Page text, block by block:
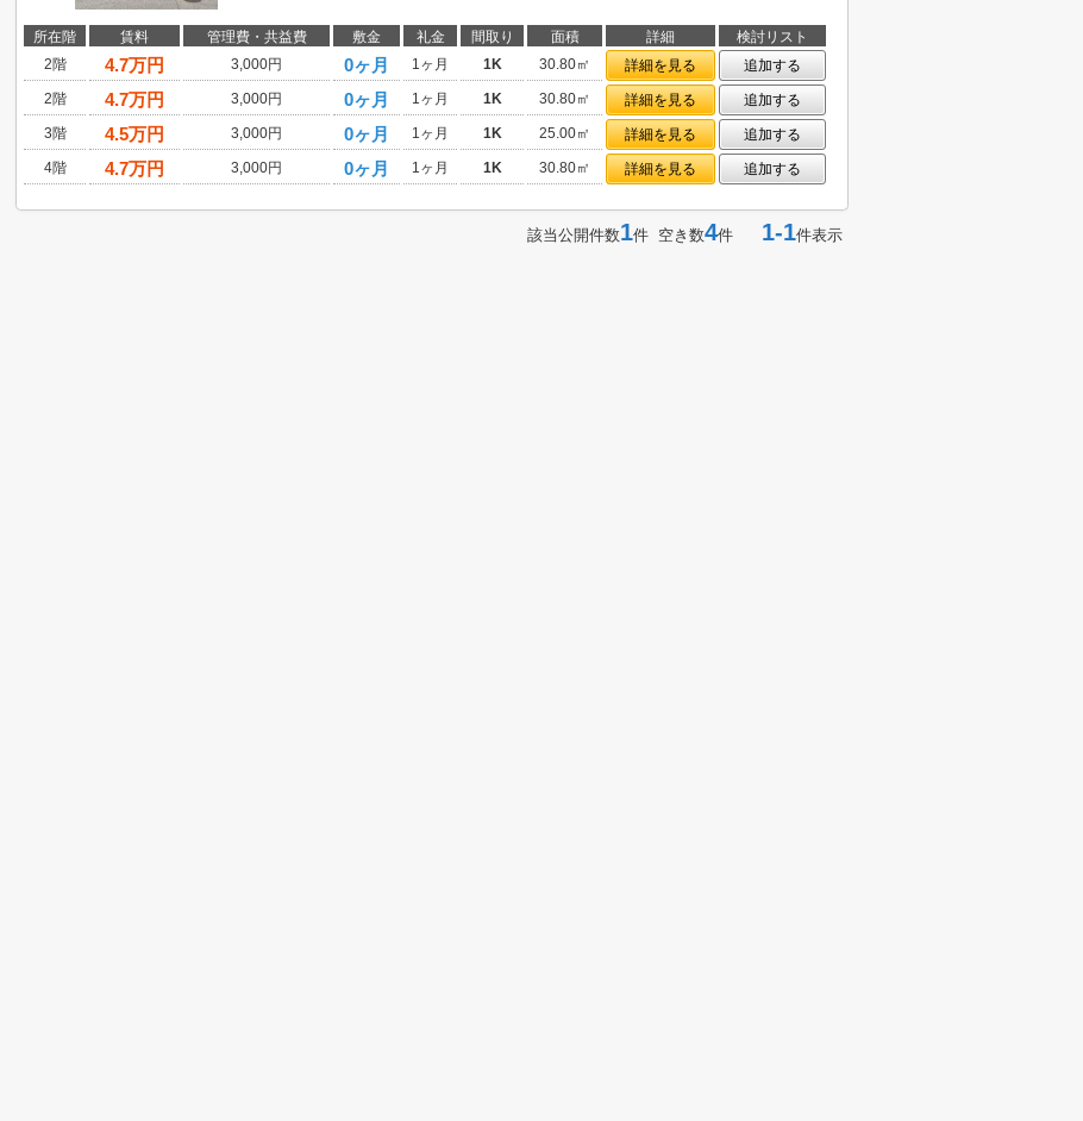
所在階 賃料 管理費・共益費 敷金 礼金 間取り 面積 詳細
検討リスト
2階
4.7万円 3,000円 0ヶ月 1ヶ月 1K 30.80㎡ 詳細を見る
追加する
2階
4.7万円 3,000円 0ヶ月 1ヶ月 1K 30.80㎡ 詳細を見る
追加する
3階
4.5万円 3,000円 0ヶ月 1ヶ月 1K 25.00㎡ 詳細を見る
追加する
4階
4.7万円 3,000円 0ヶ月 1ヶ月 1K 30.80㎡ 詳細を見る 追加する
該当公開件数1件 空き数4件 1-1件表示